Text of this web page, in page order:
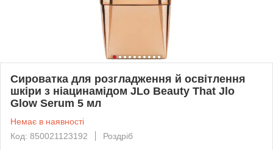
Сироватка для розгладження й освітлення
шкіри з ніацинамідом JLo Beauty That Jlo
Glow Serum 5 мл
Немає в наявності
Код: 850021123192
Роздріб